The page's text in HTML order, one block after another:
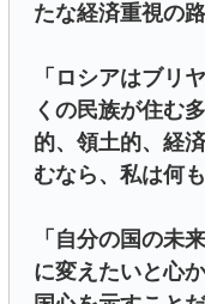
たな経済重視の
「ロシアはブリ
くの民族が住む
的、領土的、経
むなら、私は何
「自分の国の未
に変えたいと心